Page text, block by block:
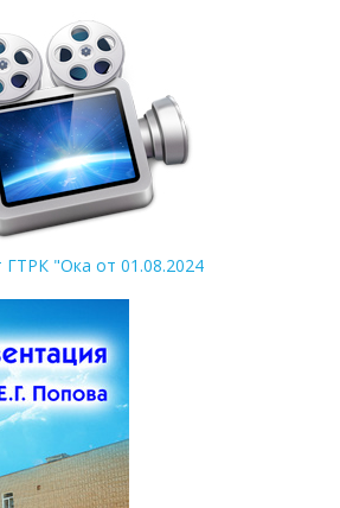
"Ока от 01.08.2024